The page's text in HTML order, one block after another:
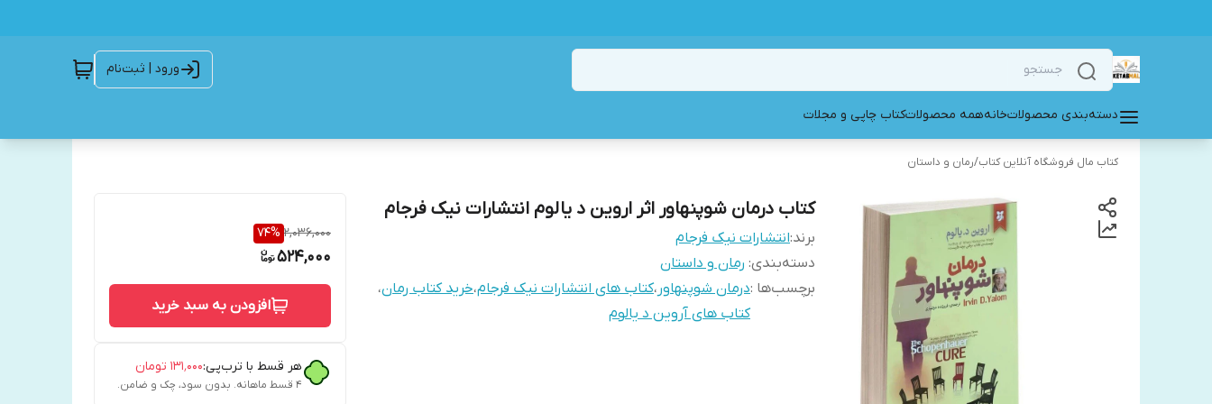
ورود | ثبت‌نام
دسته‌بندی محصولاتخانههمه محصولاتکتاب چاپی و مجلات
کتاب مال فروشگاه آنلاین کتاب/رمان و داستان
کتاب درمان شوپنهاور اثر اروین د یالوم انتشارات نیک فرجام
برند:انتشارات نیک فرجام
دسته‌بندی: رمان و داستان
برچسب‌ها :درمان شوپنهاور ،کتاب های انتشارات نیک فرجام،خرید کتاب رمان،
کتاب های آروین د یالوم
2,036,000
74%
524,000
افزودن به سبد خرید
هر قسط با ترب‌پی:۱۳۱٬۰۰۰ تومان
۴ قسط ماهانه. بدون سود، چک و ضامن.